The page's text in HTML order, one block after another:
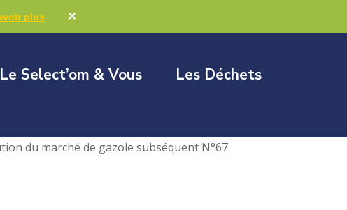
plus ✕
Le Select’om & Vous Les Déchets
du marché de gazole subséquent N°67